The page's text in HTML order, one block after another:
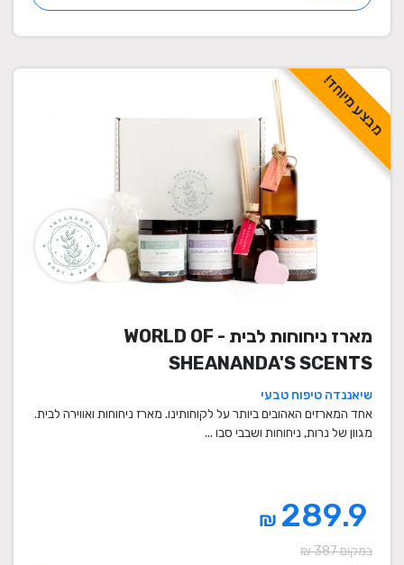
מבצע מיוחד!
מארז ניחוחות לבית - WORLD OF
SHEANANDA'S SCENTS
שיאננדה טיפוח טבעי
אחד המארזים האהובים ביותר על לקוחותינו. מארז ניחוחות ואווירה לבית.
מגוון של נרות, ניחוחות ושבבי סבו ...
289.9
₪
במקום 387 ₪